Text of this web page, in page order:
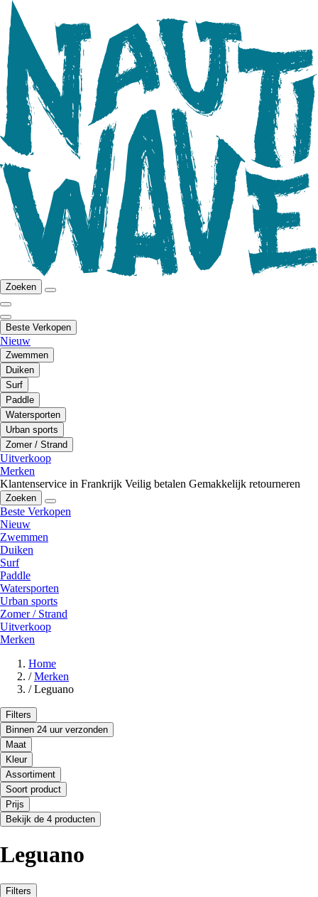
Zoeken
Beste Verkopen
Nieuw
Zwemmen
Duiken
Surf
Paddle
Watersporten
Urban sports
Zomer / Strand
Uitverkoop
Merken
Klantenservice in Frankrijk Veilig betalen Gemakkelijk retourneren
Zoeken
Beste Verkopen
Nieuw
Zwemmen
Duiken
Surf
Paddle
Watersporten
Urban sports
Zomer / Strand
Uitverkoop
Merken
Home
/ Merken
/ Leguano
Filters
Binnen 24 uur verzonden
Maat
Kleur
Assortiment
Soort product
Prijs
Bekijk de 4 producten
Leguano
Filters